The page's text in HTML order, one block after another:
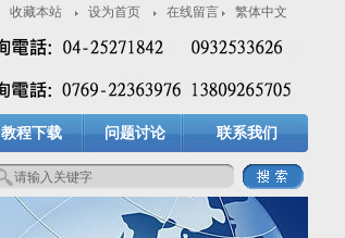
收藏本站 设为首页 在线留言 繁体中文
教程下载 问题讨论 联系我们